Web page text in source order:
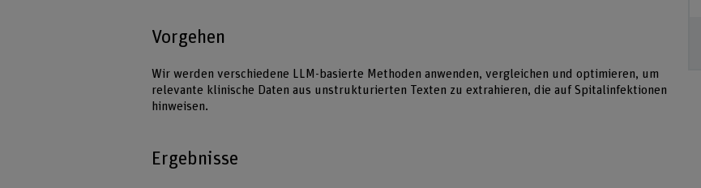
Vorgehen
Wir werden verschiedene LLM-basierte Methoden anwenden, vergleichen und optimieren, um
relevante klinische Daten aus unstrukturierten Texten zu extrahieren, die auf Spitalinfektionen
hinweisen.
Ergebnisse